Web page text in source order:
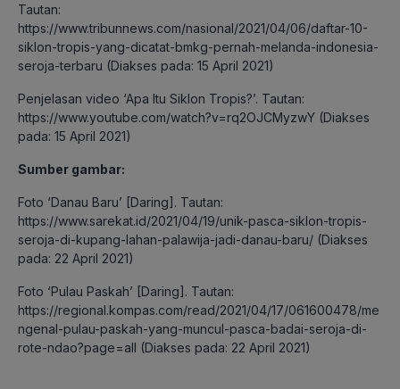
Tautan:
https://www.tribunnews.com/nasional/2021/04/06/daftar-10-
siklon-tropis-yang-dicatat-bmkg-pernah-melanda-indonesia-
seroja-terbaru (Diakses pada: 15 April 2021)
Penjelasan video ‘Apa Itu Siklon Tropis?’. Tautan:
https://www.youtube.com/watch?v=rq2OJCMyzwY (Diakses
pada: 15 April 2021)
Sumber gambar:
Foto ‘Danau Baru’ [Daring]. Tautan:
https://www.sarekat.id/2021/04/19/unik-pasca-siklon-tropis-
seroja-di-kupang-lahan-palawija-jadi-danau-baru/ (Diakses
pada: 22 April 2021)
Foto ‘Pulau Paskah’ [Daring]. Tautan:
https://regional.kompas.com/read/2021/04/17/061600478/me
ngenal-pulau-paskah-yang-muncul-pasca-badai-seroja-di-
rote-ndao?page=all (Diakses pada: 22 April 2021)